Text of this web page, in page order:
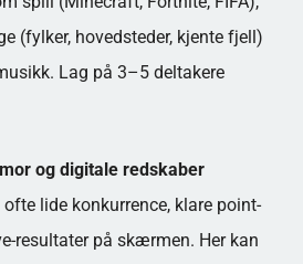
(fylker, hovedsteder, kjente fjell)
Lag på 3–5 deltakere
og digitale redskaber
lide konkurrence, klare point-
resultater på skærmen. Her kan